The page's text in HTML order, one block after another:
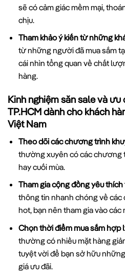
sẽ có cảm giác mềm mại,
chịu.
Tham khảo ý kiến từ những
từ những người đã mua sắm
cái nhìn tổng quan về chất
hàng.
Kinh nghiệm săn sale và
TP.HCM dành cho khách
Việt Nam
Theo dõi các chương trình
thường xuyên có các chương
hay cuối mùa.
Tham gia cộng đồng yêu
thông tin nhanh chóng về
hot, bạn nên tham gia vào
Chọn thời điểm mua sắm hợp
thường có nhiều mặt hàng
tuyệt vời để bạn sở hữu
giá ưu đãi.